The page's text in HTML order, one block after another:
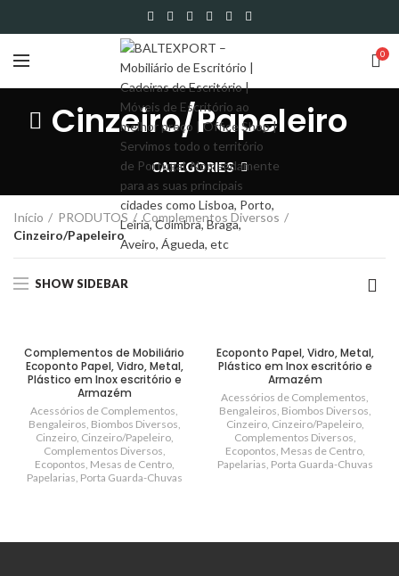
0
Cinzeiro/Papeleiro
CATEGORIES
Início PRODUTOS
Complementos Diversos
Cinzeiro/Papeleiro
SHOW SIDEBAR
Complementos de Mobiliário
Ecoponto Papel, Vidro, Metal,
Plástico em Inox escritório e
Armazém
Acessórios de Complementos,
Bengaleiros, Biombos Diversos,
Cinzeiro, Cinzeiro/Papeleiro,
Complementos Diversos,
Ecopontos, Mesas de Centro,
Papelarias, Porta Guarda-Chuvas
Ecoponto Papel, Vidro, Metal,
Plástico em Inox escritório e
Armazém
Acessórios de Complementos,
Bengaleiros, Biombos Diversos,
Cinzeiro, Cinzeiro/Papeleiro,
Complementos Diversos,
Ecopontos, Mesas de Centro,
Papelarias, Porta Guarda-Chuvas